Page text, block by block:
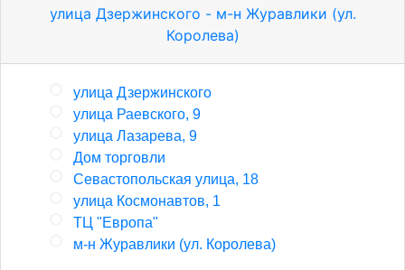
улица Дзержинского - м-н Журавлики (ул.
Королева)
улица Дзержинского
улица Раевского, 9
улица Лазарева, 9
Дом торговли
Севастопольская улица, 18
улица Космонавтов, 1
ТЦ "Европа"
м-н Журавлики (ул. Королева)